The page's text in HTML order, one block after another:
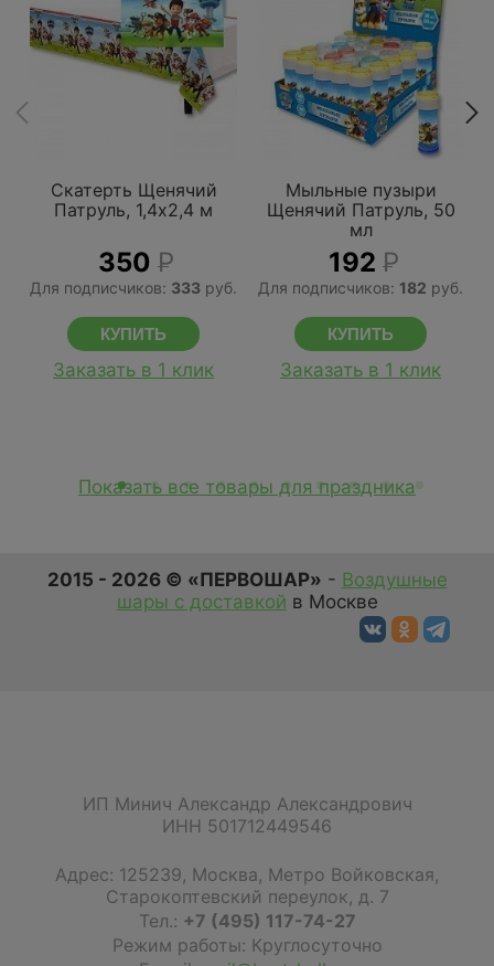
Скатерть Щенячий
Патруль, 1,4х2,4 м
350Р
Для подписчиков: 333 руб.
Заказать в 1 клик
Мыльные пузыри
Щенячий Патруль, 50
мл
192 Р
Для подписчиков: 182 руб.
Заказать в 1 клик
Показать все товары для праздника
2015 - 2026 © «ПЕРВОШАР» - Воздушные
шары с доставкой в Москве
ИП Минич Александр Александрович
ИНН 501712449546
Адрес: 125239, Москва, Метро Войковская,
Старокоптевский переулок, д. 7
Тел.: +7 (495) 117-74-27
Режим работы: Круглосуточно